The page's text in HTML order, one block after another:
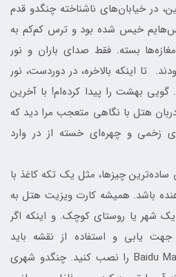
در خیابان‌های ناشناخته چنگدو قدم
خیس شده بود و ترس کم‌کم به
بسته. فقط صدای باران و نور
تا اینکه بالاخره، در دوردست، نور
بهشت را پیدا کرده‌ام! با آخرین
هتل با نگاهی متعجب مرا دید که
زخمی و چهره‌ای خسته از در وارد
چیزها، مثل یک تکه کاغذ با
باشد. همیشه کارت ویزیت هتل به
شهر یا روستای کوچک. و اینکه اگر
یابی و استفاده از نقشه باید
اپلیکیشن‌های چینی مثل Baidu Maps را نصب کنید. چنگدو شهری